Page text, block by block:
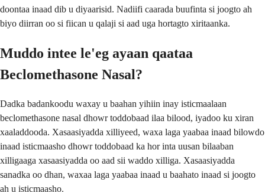
doontaa inaad dib u diyaarisid. Nadiifi caarada buufinta si joogto ah
biyo diirran oo si fiican u qalaji si aad uga hortagto xiritaanka.
Muddo intee le'eg ayaan qaataa
Beclomethasone Nasal?
Dadka badankoodu waxay u baahan yihiin inay isticmaalaan
beclomethasone nasal dhowr toddobaad ilaa bilood, iyadoo ku xiran
xaaladdooda. Xasaasiyadda xilliyeed, waxa laga yaabaa inaad bilowdo
inaad isticmaasho dhowr toddobaad ka hor inta uusan bilaaban
xilligaaga xasaasiyadda oo aad sii waddo xilliga. Xasaasiyadda
sanadka oo dhan, waxaa laga yaabaa inaad u baahato inaad si joogto
ah u isticmaasho.